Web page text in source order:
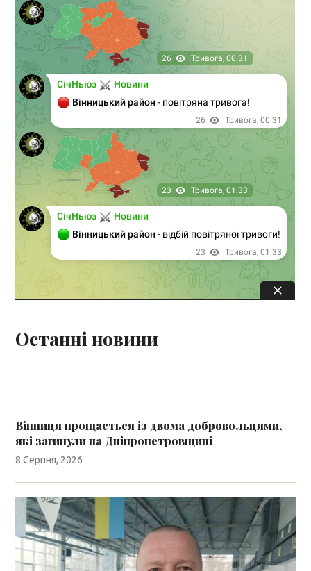
Останні новини
Вінниця прощається із двома добровольцями,
які загинули на Дніпропетровщині
8 Серпня, 2026